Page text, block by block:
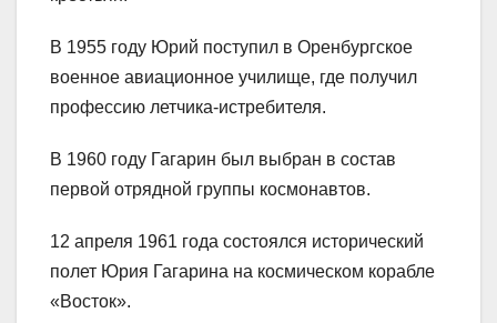
В 1955 году Юрий поступил в Оренбургское
военное авиационное училище, где получил
профессию летчика-истребителя.
В 1960 году Гагарин был выбран в состав
первой отрядной группы космонавтов.
12 апреля 1961 года состоялся исторический
полет Юрия Гагарина на космическом корабле
«Восток».